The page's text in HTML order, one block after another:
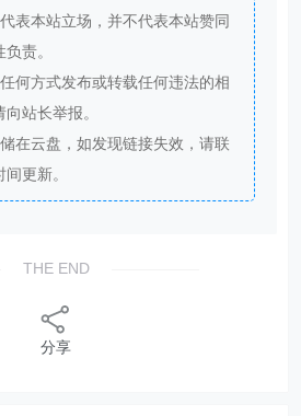
表本站立场，并不代表本站赞同
责。
何方式发布或转载任何违法的相
站长举报。
在云盘，如发现链接失效，请联
更新。
THE END
分享